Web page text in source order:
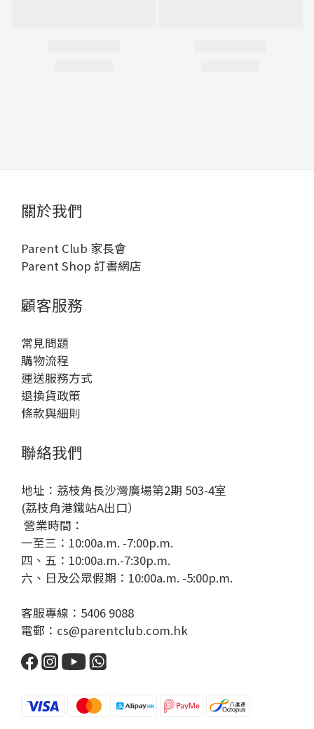
關於我們
Parent Club 家長會
Parent Shop 訂書網店
顧客服務
常見問題
購物流程
運送服務方式
退換貨政策
條款與細則
聯絡我們
地址：荔枝角長沙灣廣場第2期 503-4室
(荔枝角港鐵站A出口）
營業時間：
一至三：10:00a.m. -7:00p.m.
四、五：10:00a.m.-7:30p.m.
六、日及公眾假期：10:00a.m. -5:00p.m.
客服專線：5406 9088
電郵：cs@parentclub.com.hk